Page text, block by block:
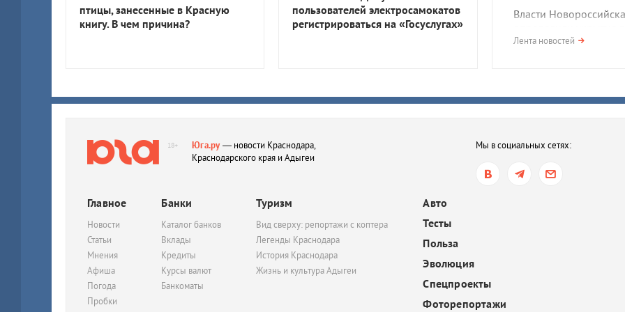
Власти Новороссийска
определили укрытие
километрах от пляжа.
Побережье Анапы
Лента новостей
птицы, занесенные в Красную
книгу. В чем причина?
пользователей электросамокатов
регистрироваться на «Госуслугах»
18+ Юга.ру— новости Краснодара,
Краснодарского края и Адыгеи
Мы в социальных сетях:
Главное
Новости
Статьи
Мнения
Афиша
Погода
Пробки
Банки
Каталог банков
Вклады
Кредиты
Курсы валют
Банкоматы
Туризм
Вид сверху: репортажи с коптера
Легенды Краснодара
История Краснодара
Жизнь и культура Адыгеи
Авто
Тесты
Польза
Эволюция
Спецпроекты
Фоторепортажи